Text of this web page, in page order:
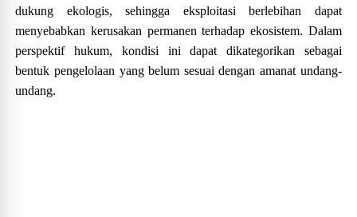
dukung ekologis, sehingga eksploitasi berlebihan dapat
menyebabkan kerusakan permanen terhadap ekosistem. Dalam
perspektif hukum, kondisi ini dapat dikategorikan sebagai
bentuk pengelolaan yang belum sesuai dengan amanat undang-
undang.